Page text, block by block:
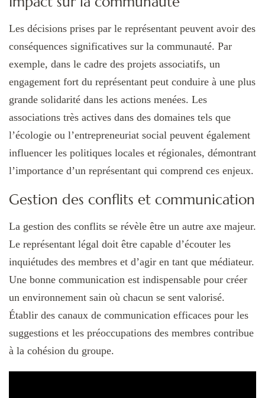
Les décisions prises par le représentant peuvent avoir des
conséquences significatives sur la communauté. Par
exemple, dans le cadre des projets associatifs, un
engagement fort du représentant peut conduire à une plus
grande solidarité dans les actions menées. Les
associations très actives dans des domaines tels que
l’écologie ou l’entrepreneuriat social peuvent également
influencer les politiques locales et régionales, démontrant
l’importance d’un représentant qui comprend ces enjeux.
Gestion des conflits et communication
La gestion des conflits se révèle être un autre axe majeur.
Le représentant légal doit être capable d’écouter les
inquiétudes des membres et d’agir en tant que médiateur.
Une bonne communication est indispensable pour créer
un environnement sain où chacun se sent valorisé.
Établir des canaux de communication efficaces pour les
suggestions et les préoccupations des membres contribue
à la cohésion du groupe.